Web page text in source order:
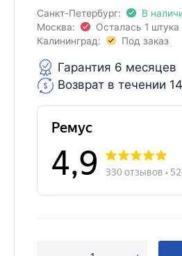
Санкт-Петербург:
В
Москва:
Осталась 1 штука
Калининград:
Под заказ
Гарантия 6 месяцев
Возврат в течении